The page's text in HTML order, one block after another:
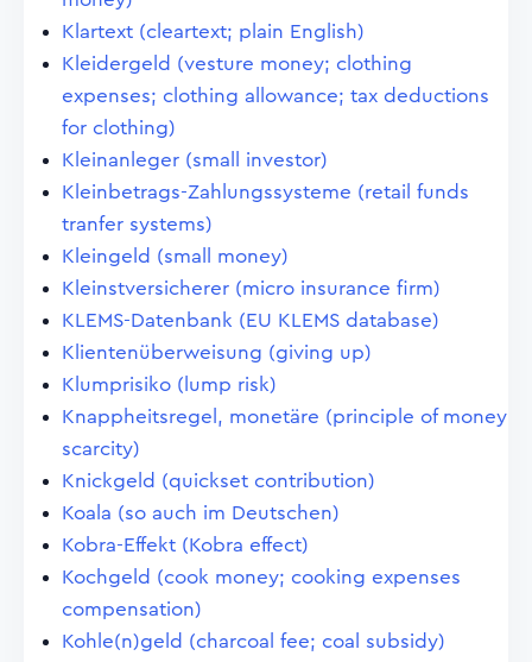
Klartext (cleartext; plain English)
Kleidergeld (vesture money; clothing
expenses; clothing allowance; tax deductions
for clothing)
Kleinanleger (small investor)
Kleinbetrags-Zahlungssysteme (retail funds
tranfer systems)
Kleingeld (small money)
Kleinstversicherer (micro insurance firm)
KLEMS-Datenbank (EU KLEMS database)
Klientenüberweisung (giving up)
Klumprisiko (lump risk)
Knappheitsregel, monetäre (principle of money
scarcity)
Knickgeld (quickset contribution)
Koala (so auch im Deutschen)
Kobra-Effekt (Kobra effect)
Kochgeld (cook money; cooking expenses
compensation)
Kohle(n)geld (charcoal fee; coal subsidy)